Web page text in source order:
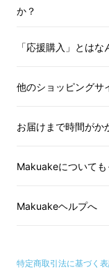
・豊かな香
がお酒に移り
クの成分が溶
ちろん熟成可能
か？
「応援購入」とはな
他のショッピングサ
お届けまで時間がか
Makuakeについて
Makuakeヘルプへ
特定商取引法に基づく